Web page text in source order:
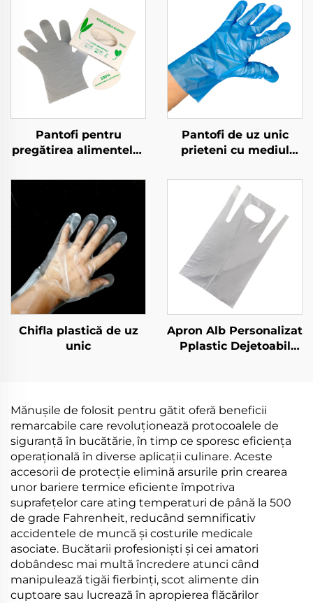
Pantofi pentru
pregătirea alimentelor
Biodegradabili și
material PLA PBAT
Amiș de porumb
Pantofi de uz unic
prieteni cu mediul
Biodegradabili și
compostați din
materiale PLA PBAT
amido de porumb
Chifla plastică de uz
unic
Apron Alb Personalizat
Pplastic Dejetoabil
Mănușile de folosit pentru gătit oferă beneficii
remarcabile care revoluționează protocoalele de
siguranță în bucătărie, în timp ce sporesc eficiența
operațională în diverse aplicații culinare. Aceste
accesorii de protecție elimină arsurile prin crearea
unor bariere termice eficiente împotriva
suprafețelor care ating temperaturi de până la 500
de grade Fahrenheit, reducând semnificativ
accidentele de muncă și costurile medicale
asociate. Bucătarii profesioniști și cei amatori
dobândesc mai multă încredere atunci când
manipulează tigăi fierbinți, scot alimente din
cuptoare sau lucrează în apropierea flăcărilor